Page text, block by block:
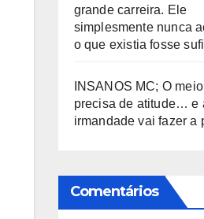
grande carreira. Ele
simplesmente nunca
o que existia fosse
INSANOS MC; O
precisa de atitude… e
irmandade vai fazer a
Comentários